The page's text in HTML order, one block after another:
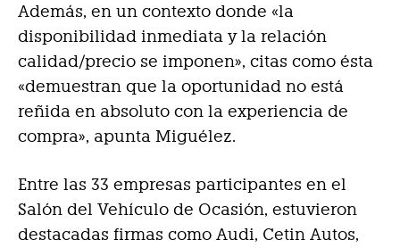
Además, en un contexto donde «la
disponibilidad inmediata y la relación
calidad/precio se imponen», citas como ésta
«demuestran que la oportunidad no está
reñida en absoluto con la experiencia de
compra», apunta Miguélez.
Entre las 33 empresas participantes en el
Salón del Vehículo de Ocasión, estuvieron
destacadas firmas como Audi, Cetin Autos,